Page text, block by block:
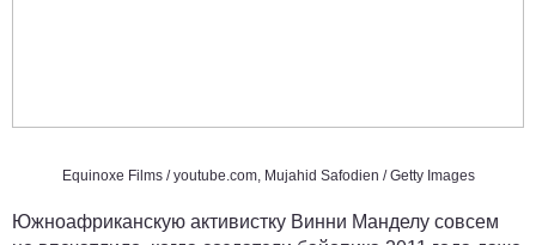
Equinoxe Films /youtube.com, Mujahid Safodien / Getty Images
Южноафриканскую активистку Винни Манделу совсем